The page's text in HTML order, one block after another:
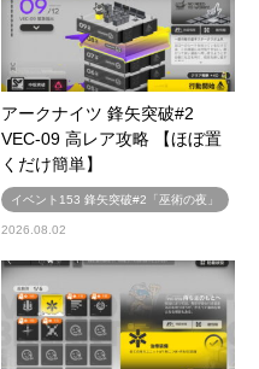
アークナイツ 鋒矢突破#2
VEC-09 高レア攻略 【ほぼ置
くだけ簡単】
イベント153 鋒矢突破#2「巫術の夜」
2026.08.02